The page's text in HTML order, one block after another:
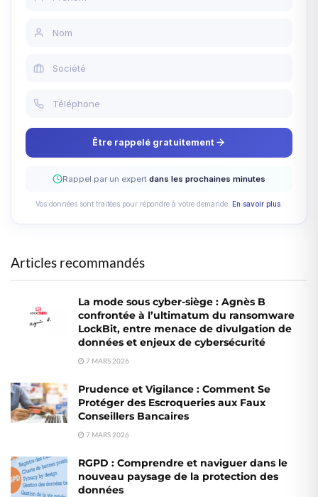
Être rappelé gratuitement
Rappel par un expert dans les prochaines minutes
Vos données sont traitées pour répondre à votre demande. En savoir plus
Articles recommandés
La mode sous cyber-siège : Agnès B
confrontée à l’ultimatum du ransomware
LockBit, entre menace de divulgation de
données et enjeux de cybersécurité
7 MARS 2026
Prudence et Vigilance : Comment Se
Protéger des Escroqueries aux Faux
Conseillers Bancaires
7 MARS 2026
RGPD : Comprendre et naviguer dans le
nouveau paysage de la protection des
données